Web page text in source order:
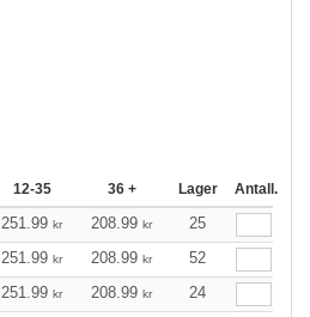
12-35 36 + Lager Antall.
251.99 kr 208.99 kr
25
251.99 kr 208.99 kr
52
251.99 kr 208.99 kr
24